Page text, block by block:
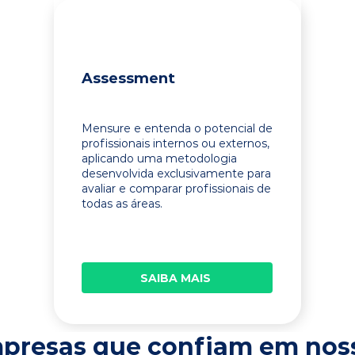
Assessment
Mensure e entenda o potencial de
profissionais internos ou externos,
aplicando uma metodologia
desenvolvida exclusivamente para
avaliar e comparar profissionais de
todas as áreas.
SAIBA MAIS
que confiam em